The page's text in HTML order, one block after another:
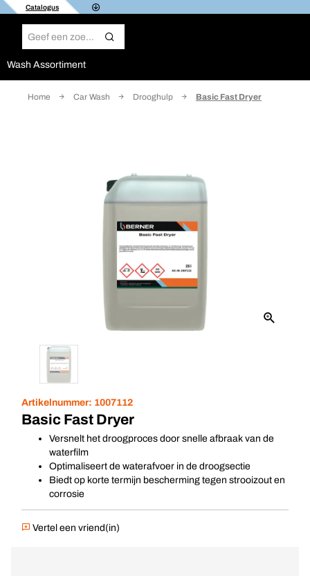
Catalogus
Wash Assortiment
Home Car Wash Drooghulp Basic Fast Dryer
Artikelnummer: 1007112
Basic Fast Dryer
Versnelt het droogproces door snelle afbraak van de
waterfilm
Optimaliseert de waterafvoer in de droogsectie
Biedt op korte termijn bescherming tegen strooizout en
corrosie
Vertel een vriend(in)